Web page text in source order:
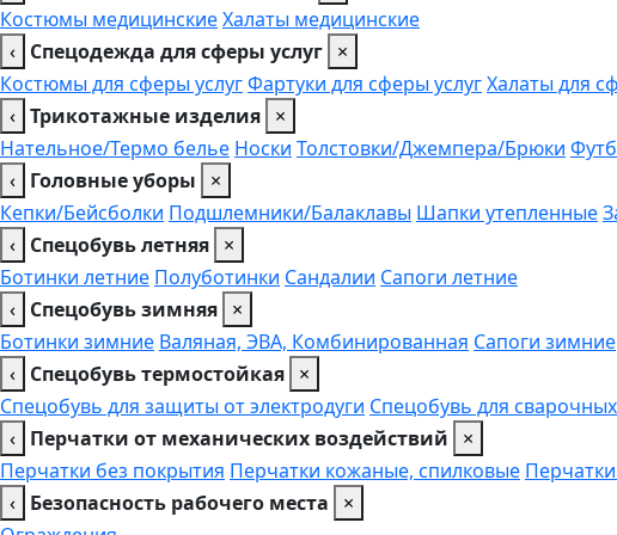
Костюмы медицинскиеХалаты медицинские
‹ Спецодежда для сферы услуг ×
Костюмы для сферы услугФартуки для сферы услугХалаты для
‹ Трикотажные изделия ×
Нательное/Термо белье Носки Толстовки/Джемпера/Брюки
‹ Головные уборы
×
Кепки/Бейсболки Подшлемники/Балаклавы Шапки утепленные
‹ Спецобувь летняя ×
Ботинки летние Полуботинки Сандалии Сапоги летние
‹ Спецобувь зимняя ×
Ботинки зимние Валяная, ЭВА, Комбинированная Сапоги зимние
‹ Спецобувь термостойкая ×
Спецобувь для защиты от электродуги Спецобувь для
‹ Перчатки от механических воздействий
×
Перчатки без покрытия Перчатки кожаные, спилковые
‹ Безопасность рабочего места
×